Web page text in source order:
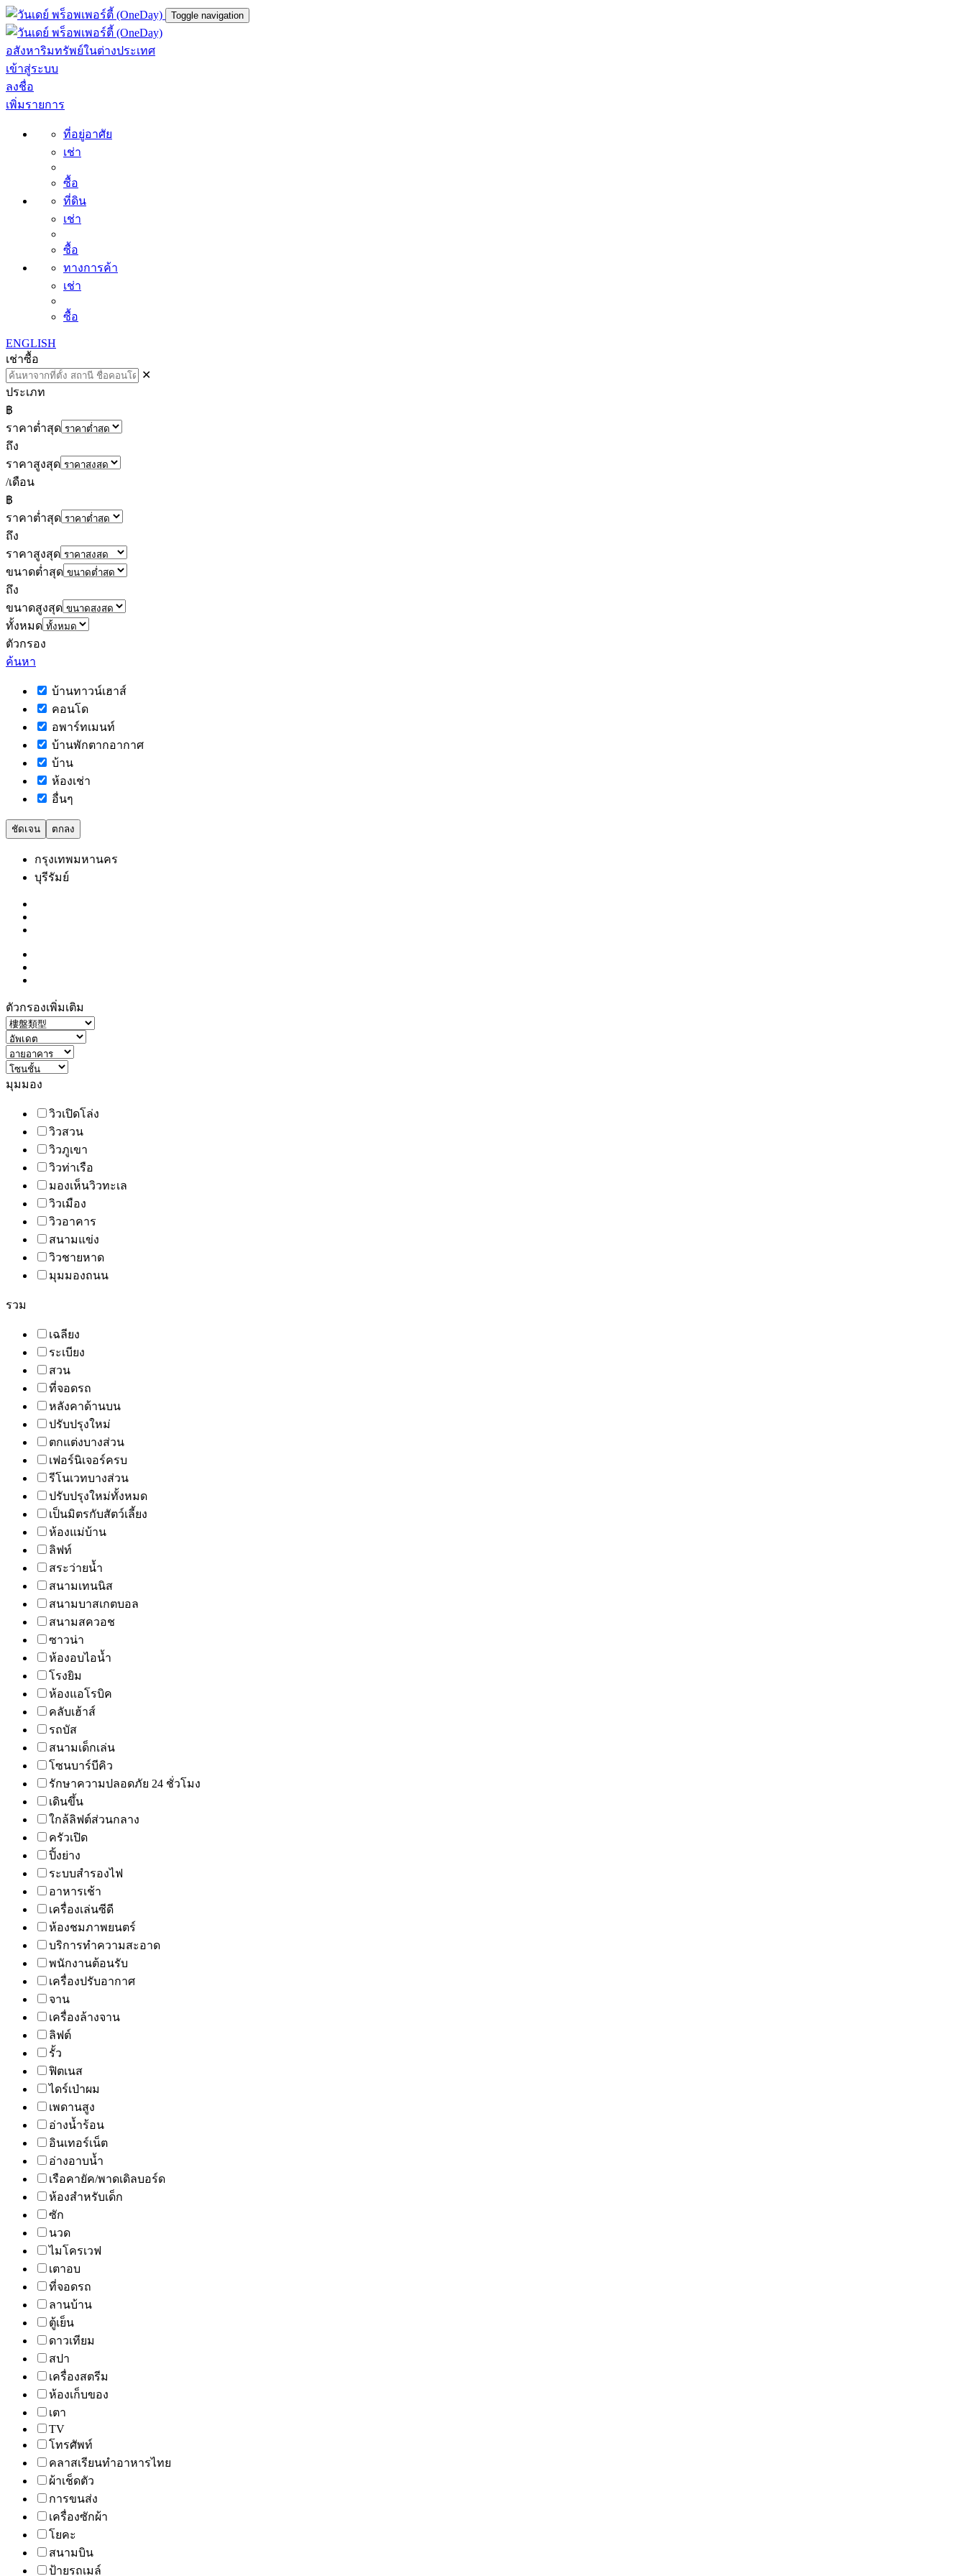
Toggle navigation
อสังหาริมทรัพย์ในต่างประเทศ
เข้าสู่ระบบ
ลงชื่อ
เพิ่มรายการ
ที่อยู่อาศัย
เช่า
ซื้อ
ที่ดิน
เช่า
ซื้อ
ทางการค้า
เช่า
ซื้อ
ENGLISH
เช่าซื้อ
✕
ประเภท
฿
ราคาต่ำสุด
ถึง
ราคาสูงสุด
/เดือน
฿
ราคาต่ำสุด
ถึง
ราคาสูงสุด
ขนาดต่ำสุด
ถึง
ขนาดสูงสุด
ทั้งหมด
ตัวกรอง
ค้นหา
บ้านทาวน์เฮาส์
คอนโด
อพาร์ทเมนท์
บ้านพักตากอากาศ
บ้าน
ห้องเช่า
อื่นๆ
ชัดเจน ตกลง
กรุงเทพมหานคร
บุรีรัมย์
ตัวกรองเพิ่มเติม
มุมมอง
วิวเปิดโล่ง
วิวสวน
วิวภูเขา
วิวท่าเรือ
มองเห็นวิวทะเล
วิวเมือง
วิวอาคาร
สนามแข่ง
วิวชายหาด
มุมมองถนน
รวม
เฉลียง
ระเบียง
สวน
ที่จอดรถ
หลังคาด้านบน
ปรับปรุงใหม่
ตกแต่งบางส่วน
เฟอร์นิเจอร์ครบ
รีโนเวทบางส่วน
ปรับปรุงใหม่ทั้งหมด
เป็นมิตรกับสัตว์เลี้ยง
ห้องแม่บ้าน
ลิฟท์
สระว่ายน้ำ
สนามเทนนิส
สนามบาสเกตบอล
สนามสควอช
ซาวน่า
ห้องอบไอน้ำ
โรงยิม
ห้องแอโรบิค
คลับเฮ้าส์
รถบัส
สนามเด็กเล่น
โซนบาร์บีคิว
รักษาความปลอดภัย 24 ชั่วโมง
เดินขึ้น
ใกล้ลิฟต์ส่วนกลาง
ครัวเปิด
ปิ้งย่าง
ระบบสำรองไฟ
อาหารเช้า
เครื่องเล่นซีดี
ห้องชมภาพยนตร์
บริการทำความสะอาด
พนักงานต้อนรับ
เครื่องปรับอากาศ
จาน
เครื่องล้างจาน
ลิฟต์
รั้ว
ฟิตเนส
ไดร์เป่าผม
เพดานสูง
อ่างน้ำร้อน
อินเทอร์เน็ต
อ่างอาบน้ำ
เรือคายัค/พาดเดิลบอร์ด
ห้องสำหรับเด็ก
ซัก
นวด
ไมโครเวฟ
เตาอบ
ที่จอดรถ
ลานบ้าน
ตู้เย็น
ดาวเทียม
สปา
เครื่องสตรีม
ห้องเก็บของ
เตา
TV
โทรศัพท์
คลาสเรียนทำอาหารไทย
ผ้าเช็ดตัว
การขนส่ง
เครื่องซักผ้า
โยคะ
สนามบิน
ป้ายรถเมล์